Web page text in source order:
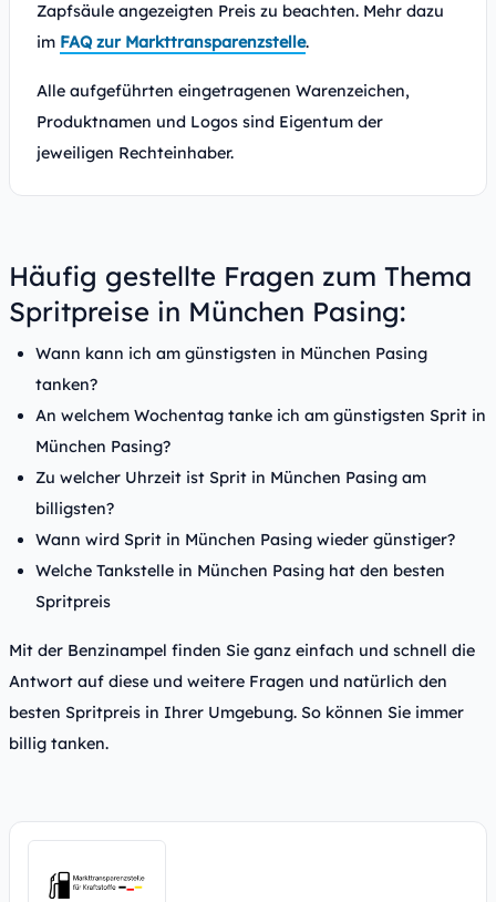
Zapfsäule angezeigten Preis zu beachten. Mehr dazu
im FAQ zur Markttransparenzstelle.
Alle aufgeführten eingetragenen Warenzeichen,
Produktnamen und Logos sind Eigentum der
jeweiligen Rechteinhaber.
Häufig gestellte Fragen zum Thema
Spritpreise in München Pasing:
Wann kann ich am günstigsten in München Pasing
tanken?
An welchem Wochentag tanke ich am günstigsten Sprit in
München Pasing?
Zu welcher Uhrzeit ist Sprit in München Pasing am
billigsten?
Wann wird Sprit in München Pasing wieder günstiger?
Welche Tankstelle in München Pasing hat den besten
Spritpreis
Mit der Benzinampel finden Sie ganz einfach und schnell die
Antwort auf diese und weitere Fragen und natürlich den
besten Spritpreis in Ihrer Umgebung. So können Sie immer
billig tanken.